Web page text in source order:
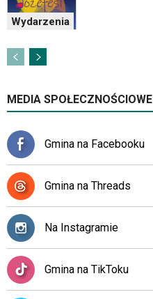
Wydarzenia
MEDIA SPOŁECZNOŚCIOWE
Gmina na Facebooku
Gmina na Threads
Na Instagramie
Gmina na TikToku